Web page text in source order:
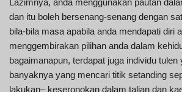
Lazimnya, anda menggunakan pautan
dan itu boleh bersenang-senang dengan
bila-bila masa apabila anda mendapati diri
menggembirakan pilihan anda dalam
bagaimanapun, terdapat juga individu
banyaknya yang mencari titik setanding
lakukan– keseronokan dalam talian dan